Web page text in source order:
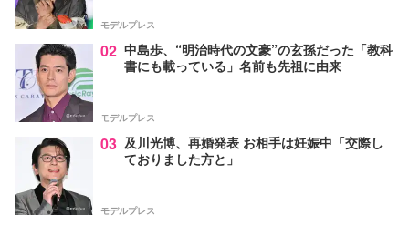
モデルプレス
02 中島歩、“明治時代の文豪”の玄孫だった「教科
書にも載っている」名前も先祖に由来
モデルプレス
03 及川光博、再婚発表 お相手は妊娠中「交際し
ておりました方と」
モデルプレス